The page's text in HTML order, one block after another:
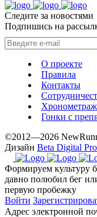
Следите за новостями
Подпишись на
О проекте
Правила
Контакты
Хронометраж
Гонки с
©2012—2026
Дизайн Beta Digital
Формируем культуру
давно полюбил бег
первую пробежку
Войти
Адрес электронной